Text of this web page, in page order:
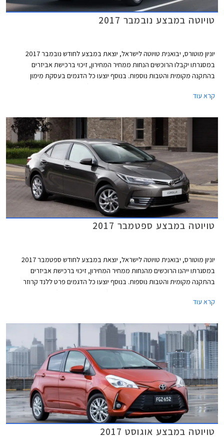
טויוטה במבצע נובמבר 2017
יוניון מוטורס, יבואנית טויוטה לישראל, יוצאת במבצע לחודש נובמבר 2017
במסגרתו יקבלו הרוכשים הנחות ממחיר המחירון, זיכוי ברכישת אביזרים
בהתקנה מקומית והטבות נוספות. בנוסף יוצעו כל הדגמים בעסקת מימון
תקף עד 30.11.2017.
קרא עוד
טויוטה במבצע ספטמבר 2017
יוניון מוטורס, יבואנית טויוטה לישראל, יוצאת במבצע לחודש ספטמבר 2017
במסגרתו ייהנו הרוכשים מהנחות ממחיר המחירון, זיכוי ברכישת אביזרים
בהתקנה מקומית והטבות נוספות. בנוסף יוצעו כל הדגמים פרט ללנד קרוזר
30.09.2017.
קרא עוד
טויוטה במבצע אוגוסט 2017